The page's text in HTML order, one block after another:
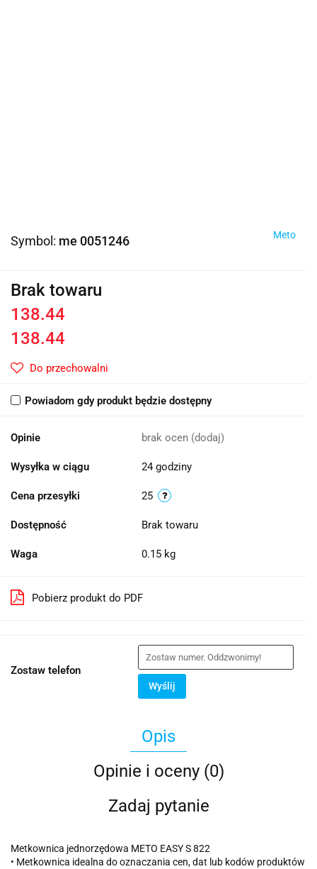
Symbol: me 0051246 Meto
Brak towaru
138.44
138.44
Do przechowalni
Powiadom gdy produkt będzie dostępny
Opinie brak ocen (dodaj)
Wysyłka w ciągu 24 godziny
Cena przesyłki 25
Dostępność Brak towaru
Waga 0.15 kg
Pobierz produkt do PDF
Zostaw telefon
Wyślij
Opis
Opinie i oceny (0)
Zadaj pytanie
Metkownica jednorzędowa METO EASY S 822
• Metkownica idealna do oznaczania cen, dat lub kodów produktów